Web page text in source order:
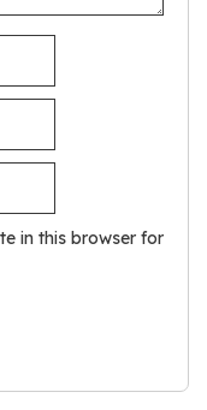
in this browser for